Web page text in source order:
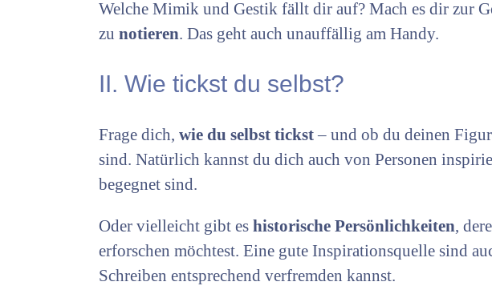
Welche Mimik und Gestik fällt dir auf? Mach es dir zur
zu notieren. Das geht auch unauffällig am Handy.
II. Wie tickst du selbst?
Frage dich, wie du selbst tickst– und ob du deinen
sind. Natürlich kannst du dich auch von Personen
begegnet sind.
Oder vielleicht gibt es historische Persönlichkeiten,
erforschen möchtest. Eine gute Inspirationsquelle sind
Schreiben entsprechend verfremden kannst.